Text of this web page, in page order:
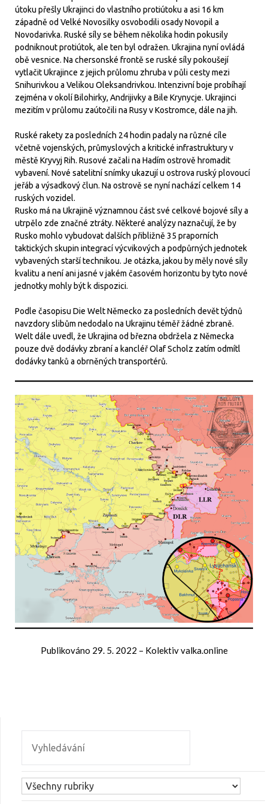
útoku přešly Ukrajinci do vlastního protiútoku a asi 16 km
západně od Velké Novosilky osvobodili osady Novopil a
Novodarivka. Ruské síly se během několika hodin pokusily
podniknout protiútok, ale ten byl odražen. Ukrajina nyní ovládá
obě vesnice. Na chersonské frontě se ruské síly pokoušejí
vytlačit Ukrajince z jejich průlomu zhruba v půli cesty mezi
Snihurivkou a Velikou Oleksandrivkou. Intenzivní boje probíhají
zejména v okolí Bilohirky, Andrijivky a Bile Krynycje. Ukrajinci
mezitím v průlomu zaútočili na Rusy v Kostromce, dále na jih.
Ruské rakety za posledních 24 hodin padaly na různé cíle
včetně vojenských, průmyslových a kritické infrastruktury v
městě Kryvyj Rih. Rusové začali na Hadím ostrově hromadit
vybavení. Nové satelitní snímky ukazují u ostrova ruský plovoucí
jeřáb a výsadkový člun. Na ostrově se nyní nachází celkem 14
ruských vozidel.
Rusko má na Ukrajině významnou část své celkové bojové síly a
utrpělo zde značné ztráty. Některé analýzy naznačují, že by
Rusko mohlo vybudovat dalších přibližně 35 praporních
taktických skupin integrací výcvikových a podpůrných jednotek
vybavených starší technikou. Je otázka, jakou by měly nové síly
kvalitu a není ani jasné v jakém časovém horizontu by tyto nové
jednotky mohly být k dispozici.
Podle časopisu Die Welt Německo za posledních devět týdnů
navzdory slibům nedodalo na Ukrajinu téměř žádné zbraně.
Welt dále uvedl, že Ukrajina od března obdržela z Německa
pouze dvě dodávky zbraní a kancléř Olaf Scholz zatím odmítl
dodávky tanků a obrněných transportérů.
Publikováno 29. 5. 2022 – Kolektiv valka.online